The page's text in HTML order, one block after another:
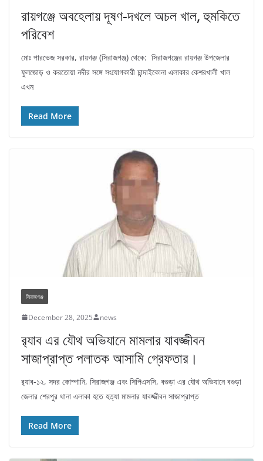
রায়গঞ্জে অবহেলায় দূষণ-দখলে অচল খাল, হুমকিতে
পরিবেশ
মোঃ পারভেজ সরকার, রায়গঞ্জ (সিরাজগঞ্জ) থেকে: সিরাজগঞ্জের রায়গঞ্জ উপজেলার
ফুলজোড় ও করতোয়া নদীর সঙ্গে সংযোগকারী চান্দাইকোনা এলাকার কেশরখালী খাল
এখন
Read More
সিরাজগঞ্জ
December 28, 2025 news
র‌্যাব এর যৌথ অভিযানে মামলার যাবজ্জীবন
সাজাপ্রাপ্ত পলাতক আসামি গ্রেফতার।
র‌্যাব-১২, সদর কোম্পানি, সিরাজগঞ্জ এবং সিপিএসসি, বগুড়া এর যৌথ অভিযানে বগুড়া
জেলার শেরপুর থানা এলাকা হতে হত্যা মামলার যাবজ্জীবন সাজাপ্রাপ্ত
Read More